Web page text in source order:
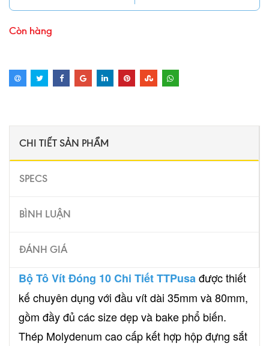
Còn hàng
CHI TIẾT SẢN PHẨM
SPECS
BÌNH LUẬN
ĐÁNH GIÁ
Bộ Tô Vít Đóng 10 Chi Tiết TTPusađược thiết
kế chuyên dụng với đầu vít dài 35mm và 80mm,
gồm đầy đủ các size dẹp và bake phổ biến.
Thép Molydenum cao cấp kết hợp hộp đựng sắt